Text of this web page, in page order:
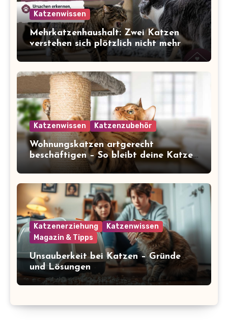
Katzenwissen
Mehrkatzenhaushalt: Zwei Katzen
verstehen sich plötzlich nicht mehr
Katzenwissen Katzenzubehör
Wohnungskatzen artgerecht
beschäftigen – So bleibt deine Katze
glücklich und gesund
Katzenerziehung
Katzenwissen
Magazin & Tipps
Unsauberkeit bei Katzen – Gründe
und Lösungen